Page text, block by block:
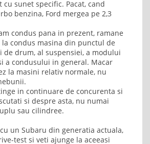
cu sunet specific. Pacat, cand
benzina, Ford mergea pe 2,3
condus pana in prezent, ramane
condus masina din punctul de
de drum, al suspensiei, a modului
a condusului in general. Macar
la masini relativ normale, nu
in continuare de concurenta si
si despre asta, nu numai
sau cilindree.
un Subaru din generatia actuala,
test si veti ajunge la aceeasi